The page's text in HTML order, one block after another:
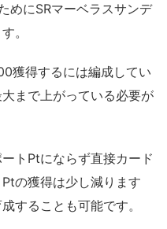
めにSRマーベラスサンデ
。
獲得するには編成してい
まで上がっている必要が
トPtにならず直接カード
の獲得は少し減ります
することも可能です。